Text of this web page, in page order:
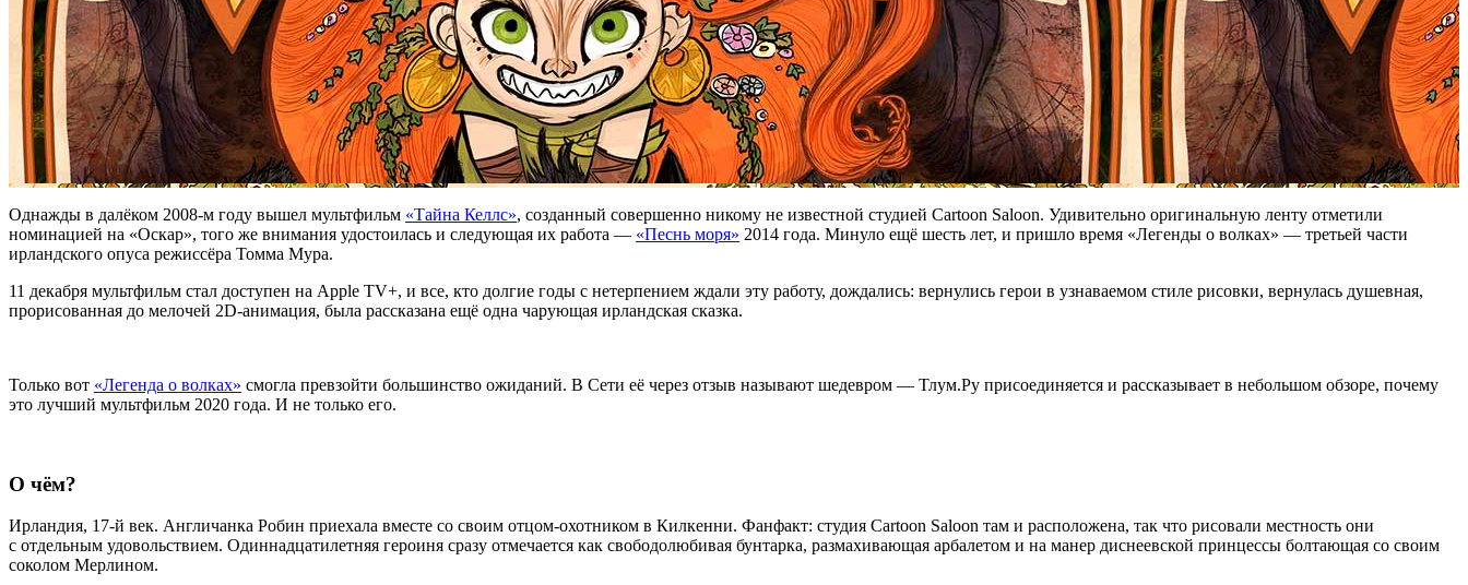
Однажды в далёком 2008-м году вышел мультфильм «Тайна Келлс», созданный совершенно никому не известной студией Cartoon Saloon. Удивительно оригинальную ленту отметили
номинацией на «Оскар», того же внимания удостоилась и следующая их работа — «Песнь моря» 2014 года. Минуло ещё шесть лет, и пришло время «Легенды о волках» — третьей части
ирландского опуса режиссёра Томма Мура.
11 декабря мультфильм стал доступен на Apple TV+, и все, кто долгие годы с нетерпением ждали эту работу, дождались: вернулись герои в узнаваемом стиле рисовки, вернулась душевная,
прорисованная до мелочей 2D-анимация, была рассказана ещё одна чарующая ирландская сказка.
Только вот «Легенда о волках» смогла превзойти большинство ожиданий. В Сети её через отзыв называют шедевром — Тлум.Ру присоединяется и рассказывает в небольшом обзоре, почему
это лучший мультфильм 2020 года. И не только его.
О чём?
Ирландия, 17-й век. Англичанка Робин приехала вместе со своим отцом-охотником в Килкенни. Фанфакт: студия Cartoon Saloon там и расположена, так что рисовали местность они
с отдельным удовольствием. Одиннадцатилетняя героиня сразу отмечается как свободолюбивая бунтарка, размахивающая арбалетом и на манер диснеевской принцессы болтающая со своим
соколом Мерлином.